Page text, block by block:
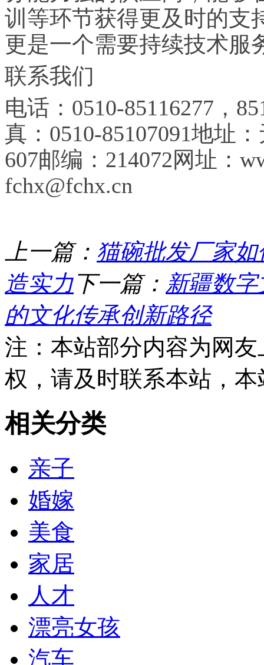
训等环节获得更及时的支
更是一个需要持续技术服
联系我们
电话 ：0510-85116277，
真：0510-85107091地址
607邮编：214072网址 ：
fchx@fchx.cn
上一篇： 猫碗批发厂家
造实力下一篇： 新疆数
的文化传承创新路径
注：本站部分内容为网
权，请及时联系本站，
相关分类
亲子
婚嫁
美食
家居
人才
漂亮女孩
汽车